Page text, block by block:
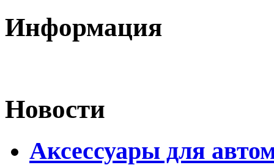
Информация
Новости
Аксессуары для